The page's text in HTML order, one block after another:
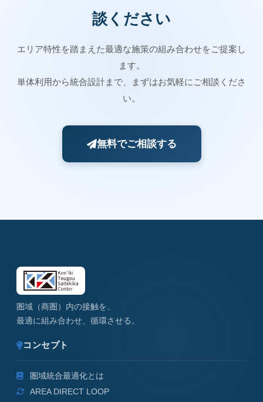
談ください
エリア特性を踏まえた最適な施策の組み合わせをご提案し
ます。
単体利用から統合設計まで、まずはお気軽にご相談くださ
い。
無料でご相談する
圏域（商圏）内の接触を、
最適に組み合わせ、循環させる。
コンセプト
圏域統合最適化とは
AREA DIRECT LOOP